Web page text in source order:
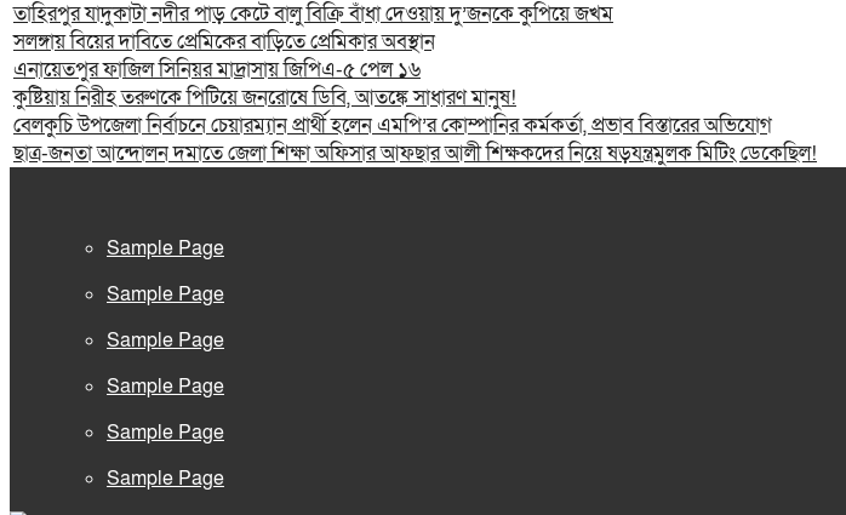
তাহিরপুর যাদুকাটা নদীর পাড় কেটে বালু বিক্রি বাঁধা দেওয়ায় দু’জনকে কুপিয়ে জখম
সলঙ্গায় বিয়ের দাবিতে প্রেমিকের বাড়িতে প্রেমিকার অবস্থান
এনায়েতপুর ফাজিল সিনিয়র মাদ্রাসায় জিপিএ-৫ পেল ১৬
কুষ্টিয়ায় নিরীহ তরুণকে পিটিয়ে জনরোষে ডিবি, আতঙ্কে সাধারণ মানুষ!
বেলকুচি উপজেলা নির্বাচনে চেয়ারম্যান প্রার্থী হলেন এমপি’র কোম্পানির কর্মকর্তা, প্রভাব বিস্তারের অভিযোগ
ছাত্র-জনতা আন্দোলন দমাতে জেলা শিক্ষা অফিসার আফছার আলী শিক্ষকদের নিয়ে ষড়যন্ত্রমুলক মিটিং ডেকেছিল!
Sample Page
Sample Page
Sample Page
Sample Page
Sample Page
Sample Page